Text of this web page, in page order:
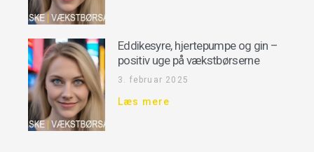
Eddikesyre, hjertepumpe og gin –
positiv uge på vækstbørserne
3. februar 2025
Læs mere